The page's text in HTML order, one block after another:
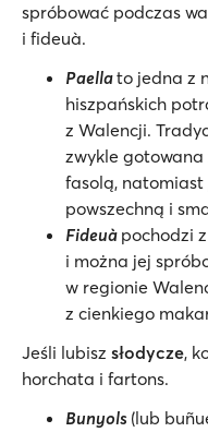
spróbować podczas
i fideuà.
Paellato jedna z
hiszpańskich
z Walencji.
zwykle gotowana
fasolą, natomiast
powszechną i
Fideuà pochodzi
i można jej
w regionie
z cienkiego
Jeśli lubisz słodycze,
horchata i fartons.
Bunyols (lub